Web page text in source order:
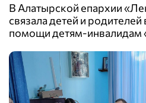
В Алатырской епархии
связала детей и родителей
помощи детям-инвалидам